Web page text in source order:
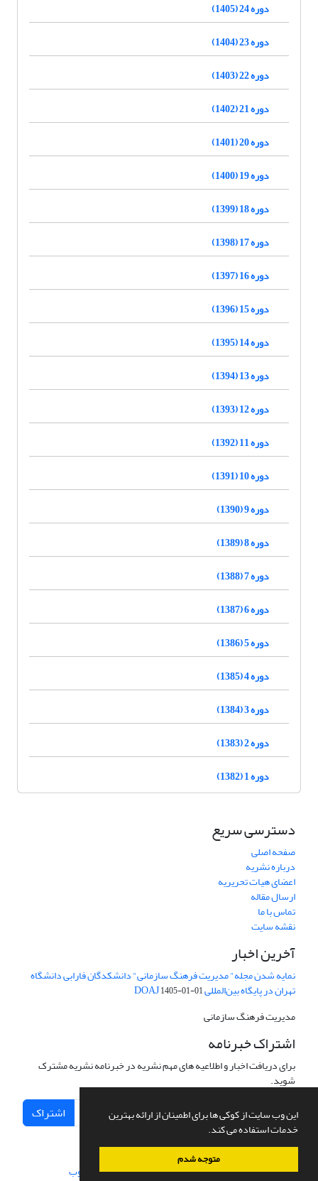
این وب سایت از کوکی ها برای اطمینان از ارائه بهترین
خدمات استفاده می کند.
متوجه شدم
دوره 24 (1405)
دوره 23 (1404)
دوره 22 (1403)
دوره 21 (1402)
دوره 20 (1401)
دوره 19 (1400)
دوره 18 (1399)
دوره 17 (1398)
دوره 16 (1397)
دوره 15 (1396)
دوره 14 (1395)
دوره 13 (1394)
دوره 12 (1393)
دوره 11 (1392)
دوره 10 (1391)
دوره 9 (1390)
دوره 8 (1389)
دوره 7 (1388)
دوره 6 (1387)
دوره 5 (1386)
دوره 4 (1385)
دوره 3 (1384)
دوره 2 (1383)
دوره 1 (1382)
دسترسی سریع
صفحه اصلی
درباره نشریه
اعضای هیات تحریریه
ارسال مقاله
تماس با ما
نقشه سایت
آخرین اخبار
نمایه شدن مجله" مدیریت فرهنگ سازمانی" دانشکدگان فارابی دانشگاه
تهران در پایگاه بین‌المللی DOAJ1405-01-01
مدیریت فرهنگ سازمانی
اشتراک خبرنامه
برای دریافت اخبار و اطلاعیه های مهم نشریه در خبرنامه نشریه مشترک
شوید.
اشتراک
سامانه مدیریت نشریات علمی.طراحی و پیاده سازی از سیناوب